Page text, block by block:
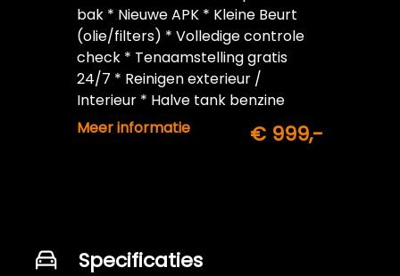
bak * Nieuwe APK * Kleine Beurt
(olie/filters) * Volledige controle
check * Tenaamstelling gratis
24/7 * Reinigen exterieur /
Interieur * Halve tank benzine
inbegrepen
Meer informatie € 999,-
Specificaties